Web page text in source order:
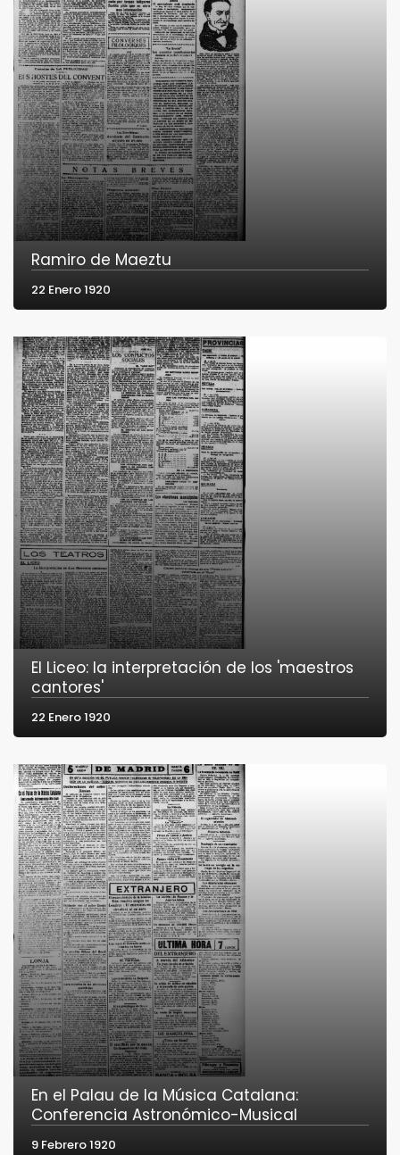
Ramiro de Maeztu
22 Enero 1920
El Liceo: la interpretación de los 'maestros
cantores'
22 Enero 1920
En el Palau de la Música Catalana:
Conferencia Astronómico-Musical
9 Febrero 1920